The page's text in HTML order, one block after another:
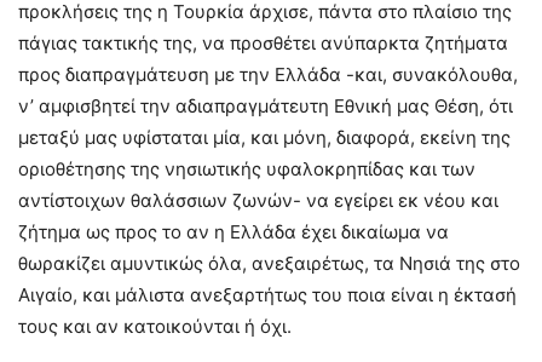
προκλήσεις της η Τουρκία άρχισε, πάντα στο πλαίσιο της
πάγιας τακτικής της, να προσθέτει ανύπαρκτα ζητήματα
προς διαπραγμάτευση με την Ελλάδα -και, συνακόλουθα,
ν’ αμφισβητεί την αδιαπραγμάτευτη Εθνική μας Θέση, ότι
μεταξύ μας υφίσταται μία, και μόνη, διαφορά, εκείνη της
οριοθέτησης της νησιωτικής υφαλοκρηπίδας και των
αντίστοιχων θαλάσσιων ζωνών- να εγείρει εκ νέου και
ζήτημα ως προς το αν η Ελλάδα έχει δικαίωμα να
θωρακίζει αμυντικώς όλα, ανεξαιρέτως, τα Νησιά της στο
Αιγαίο, και μάλιστα ανεξαρτήτως του ποια είναι η έκτασή
τους και αν κατοικούνται ή όχι.